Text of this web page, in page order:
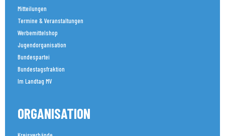
Mitteilungen
Termine & Veranstaltungen
Werbemittelshop
Jugendorganisation
Bundespartei
Bundestagsfraktion
Im Landtag MV
ORGANISATION